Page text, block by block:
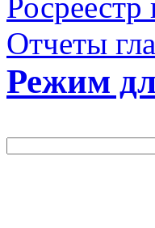
Отчеты
Режим